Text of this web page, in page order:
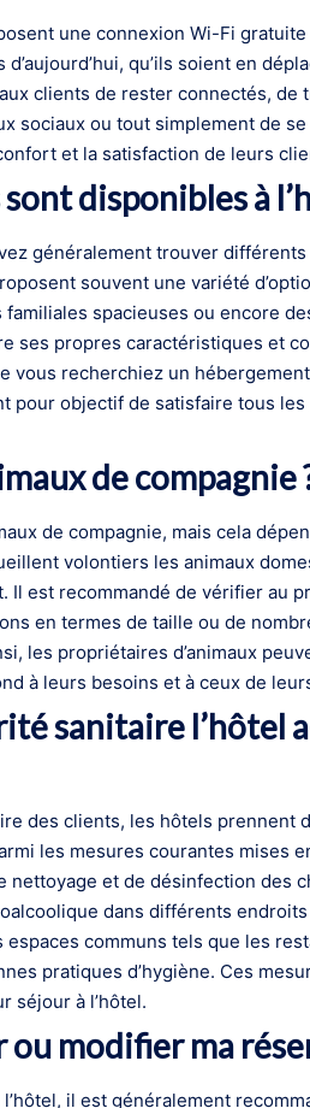
une connexion Wi-Fi
qu’ils soient en
clients de rester connectés, de
sociaux ou tout simplement de
et la satisfaction de leurs
disponibles à
généralement trouver
souvent une variété
spacieuses ou encore
ses propres caractéristiques et
vous recherchiez un
pour objectif de satisfaire tous
de compagnie
de compagnie, mais cela
volontiers les animaux
est recommandé de vérifier au
en termes de taille ou de
les propriétaires d’animaux
à leurs besoins et à ceux de
sanitaire l’hôtel
des clients, les hôtels
les mesures courantes mises
et de désinfection des
dans différents
communs tels que les
pratiques d’hygiène. Ces
séjour à l’hôtel.
modifier ma
il est généralement